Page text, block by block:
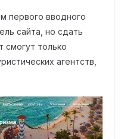
первого вводного
сайта, но сдать
смогут только
агентств,